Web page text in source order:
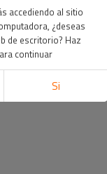
accediendo al sitio
¿deseas
de escritorio? Haz
continuar
Si